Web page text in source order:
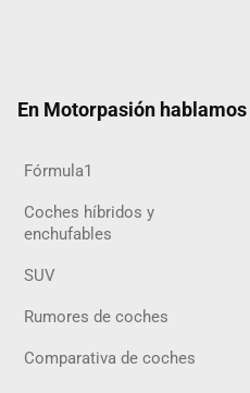
En Motorpasión hablamos
Fórmula1
Coches híbridos y
enchufables
SUV
Rumores de coches
Comparativa de coches